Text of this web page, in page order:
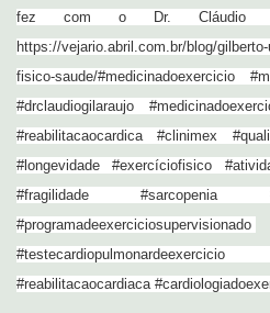
fez com o Dr. Cláudio
https://vejario.abril.com.br/blog/
fisico-saude/#medicinadoexercicio
#drclaudiogilaraujo
#reabilitacaocardica #clinimex
#longevidade #exercíciofisico
#fragilidade #sarcopenia
#programadeexerciciosupervisionado
#reabilitacaocardiaca